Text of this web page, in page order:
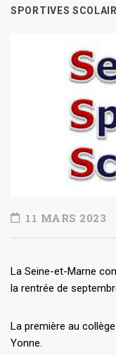
SPORTIVES
11 MARS 2023
La Seine-et-Marne
la rentrée de
La première au
Yonne.